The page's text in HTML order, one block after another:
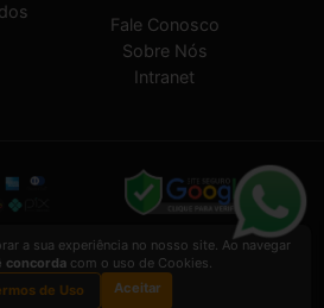
Fale Conosco
Sobre Nós
Intranet
peças e acessórios para veículos LTDA2026
BY VAAPT
peças e acessórios para veículos LTDA
no CNPJ12.657.574/0001-16
a sua experiência no nosso site. Ao navegar
concordacom o uso de Cookies.
de Uso
Aceitar